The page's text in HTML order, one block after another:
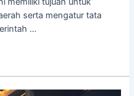
serta mengatur tata
…